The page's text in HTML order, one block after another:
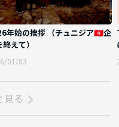
年始の挨拶 （チュニジア🇹🇳企
えて）
01/03
見る